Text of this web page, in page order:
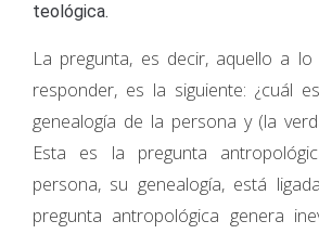
teológica.
La pregunta, es decir, aquello a lo
responder, es la siguiente: ¿cuál
genealogía de la persona y (la
Esta es la pregunta
persona, su genealogía, está
pregunta antropológica genera